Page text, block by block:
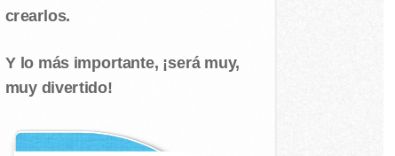
crearlos.
Y lo más importante, ¡será muy,
muy divertido!